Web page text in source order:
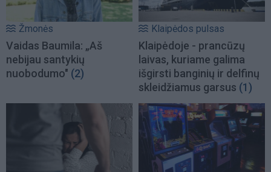
Žmonės
Vaidas Baumila: „Aš
nebijau santykių
nuobodumo" (2)
Klaipėdos pulsas
Klaipėdoje - prancūzų
laivas, kuriame galima
išgirsti banginių ir delfinų
skleidžiamus garsus (1)